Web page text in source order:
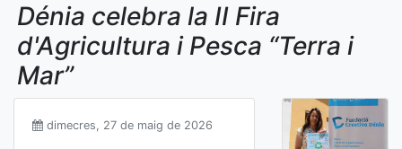
Dénia celebra la II Fira
d'Agricultura i Pesca “Terra i
Mar”
dimecres, 27 de maig de 2026